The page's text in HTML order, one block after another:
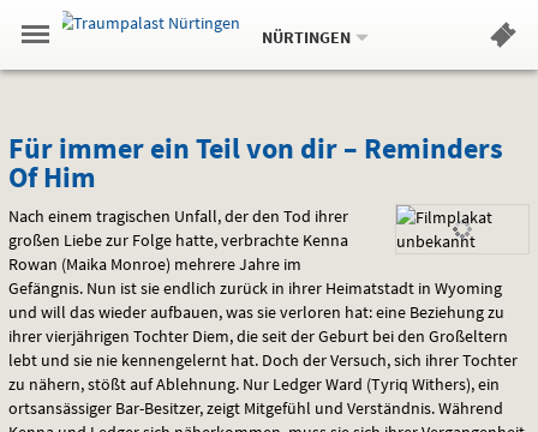
Springe
zum
,zum
.
Navigation
Gehe
zur
Standortauswahl
Standort:
NÜRTINGEN.
Hinweis
Für
immer
ein
Teil
von
dir
–
Für immer ein Teil von dir – Reminders
Of Him
Nach einem tragischen Unfall, der den Tod ihrer
großen Liebe zur Folge hatte, verbrachte Kenna
Rowan (Maika Monroe) mehrere Jahre im
Gefängnis. Nun ist sie endlich zurück in ihrer Heimatstadt in Wyoming
und will das wieder aufbauen, was sie verloren hat: eine Beziehung zu
ihrer vierjährigen Tochter Diem, die seit der Geburt bei den Großeltern
lebt und sie nie kennengelernt hat. Doch der Versuch, sich ihrer Tochter
zu nähern, stößt auf Ablehnung. Nur Ledger Ward (Tyriq Withers), ein
ortsansässiger Bar-Besitzer, zeigt Mitgefühl und Verständnis. Während